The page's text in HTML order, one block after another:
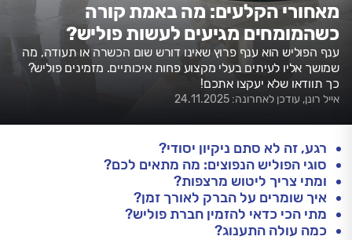
מאחורי הקלעים: מה באמת קורה
כשהמומחים מגיעים לעשות פוליש?
ענף הפוליש הוא ענף פרוץ שאינו דורש שום הכשרה או תעודה, מה
שמושך אליו לעיתים בעלי מקצוע פחות איכותיים. מזמינים פוליש?
כך תוודאו שלא יעקצו אתכם!
אייל רונן, עודכן לאחרונה: 24.11.2025
רגע, זה לא סתם ניקיון יסודי?
סוגי הפוליש הנפוצים: מה מתאים לכם?
ומתי צריך ליטוש מרצפות?
איך שומרים על הברק לאורך זמן?
מתי הכי כדאי להזמין חברת פוליש?
כמה עולה התענוג?